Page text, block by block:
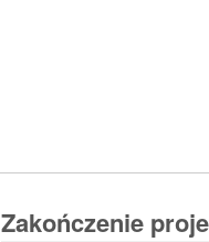
Zakończenie